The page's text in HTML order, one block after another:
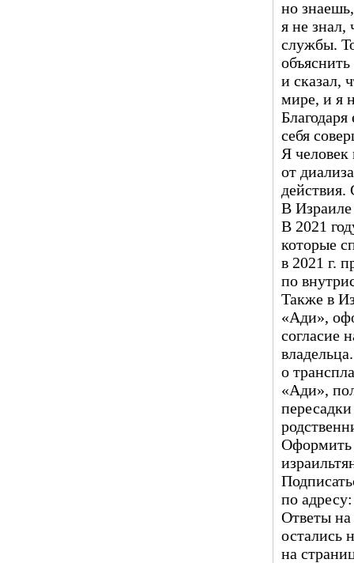
но
я не знал,
службы.
и сказал,
мире, и я
себя
Я человек
от
действия.
В Израиле
В 2021
которые
в 2021 г.
по
Также в
«Ади»,
согласие
о
«Ади»,
Оформить
по
Ответы на
остались
на